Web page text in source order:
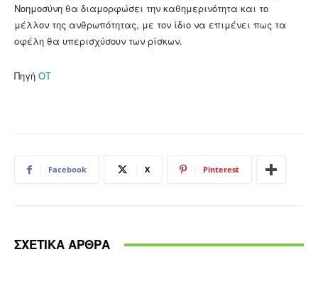
Νοημοσύνη θα διαμορφώσει την καθημερινότητα και το
μέλλον της ανθρωπότητας, με τον ίδιο να επιμένει πως τα
οφέλη θα υπερισχύσουν των ρίσκων.
Πηγή ΟΤ
Facebook X Pinterest
ΣΧΕΤΙΚΑ ΑΡΘΡΑ